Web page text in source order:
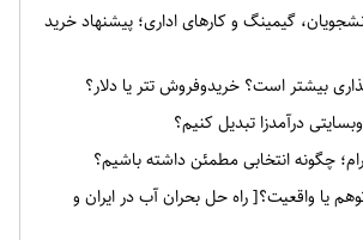
گیمینگ و کارهای اداری؛ پیشنهاد خرید
بیشتر است؟ خریدوفروش تتر یا دلار؟
درآمدزا تبدیل کنیم؟
چگونه انتخابی مطمئن داشته باشیم؟
یا واقعیت؟[ راه حل بحران آب در ایران و